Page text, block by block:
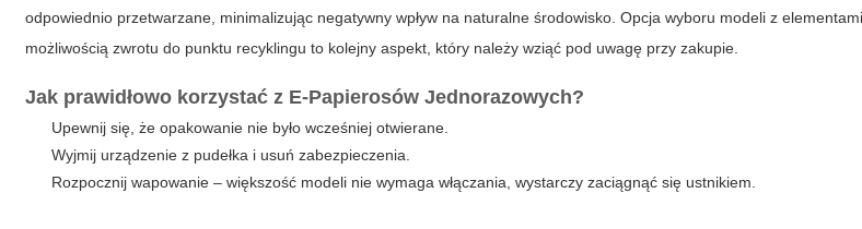
odpowiednio przetwarzane, minimalizując negatywny wpływ na naturalne środowisko. Opcja wyboru modeli z
możliwością zwrotu do punktu recyklingu to kolejny aspekt, który należy wziąć pod uwagę przy zakupie.
Jak prawidłowo korzystać z E-Papierosów Jednorazowych?
Upewnij się, że opakowanie nie było wcześniej otwierane.
Wyjmij urządzenie z pudełka i usuń zabezpieczenia.
Rozpocznij wapowanie – większość modeli nie wymaga włączania, wystarczy zaciągnąć się ustnikiem.